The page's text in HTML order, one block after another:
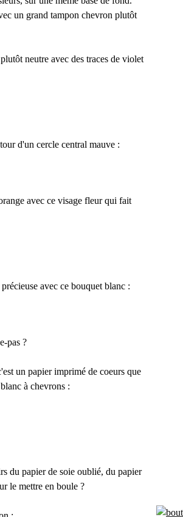
un grand tampon chevron plutôt
neutre avec des traces de violet
d'un cercle central mauve :
avec ce visage fleur qui fait
avec ce bouquet blanc :
pas ?
un papier imprimé de coeurs que
à chevrons :
du papier de soie oublié, du papier
le mettre en boule ?